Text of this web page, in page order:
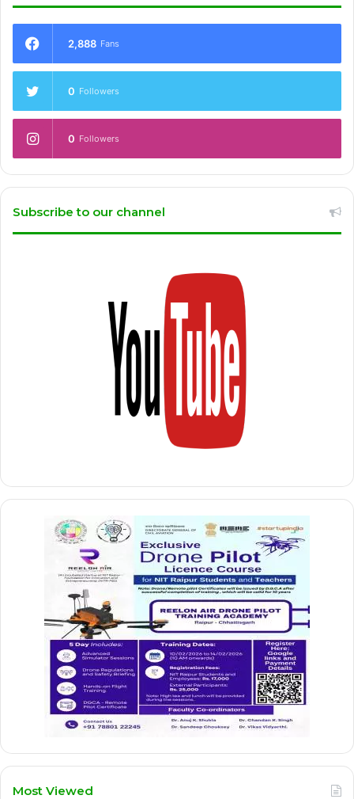
2,888 Fans
0 Followers
0 Followers
Subscribe to our channel
Most Viewed